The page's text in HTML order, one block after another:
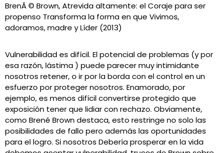
BrenÃ © Brown, Atrevida altamente: el Coraje para ser
propenso Transforma la forma en que Vivimos,
adoramos, madre y Líder (2013)
Vulnerabilidad es difícil. El potencial de problemas (y por
esa razón, lástima ) puede parecer muy intimidante
nosotros retener, o ir por la borda con el control en un
esfuerzo por proteger nosotros. Enamorado, por
ejemplo, es menos difícil convertirse protegido que
exposición tener que lidiar con rechazo. Obviamente,
como Brené Brown destaca, esto restringe no solo las
posibilidades de fallo pero además las oportunidades
para el logro. Si nosotros Debería prosperar en la vida